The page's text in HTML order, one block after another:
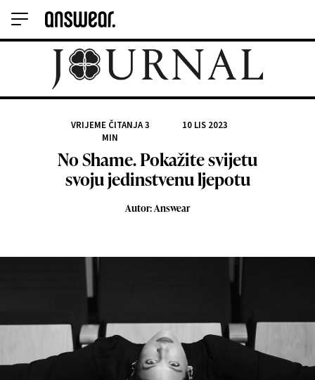
VRIJEME ČITANJA3
MIN
10 LIS 2023
No Shame. Pokažite svijetu
svoju jedinstvenu ljepotu
Autor: Answear